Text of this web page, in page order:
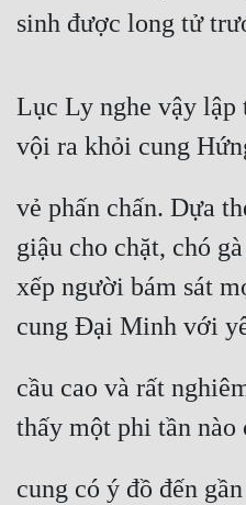
sinh được long tử
Lục Ly nghe vậy
vội ra khỏi cung
vẻ phấn chấn. Dựa
giậu cho chặt, chó
xếp người bám sát
cung Đại Minh với
cầu cao và rất
thấy một phi tần nào
cung có ý đồ đến